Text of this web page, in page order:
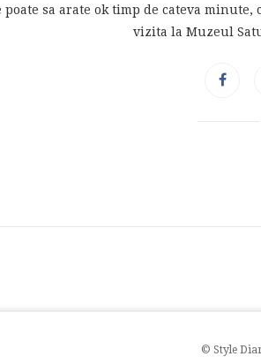
sa arate ok timp de cateva
vizita la Muzeul
© Style